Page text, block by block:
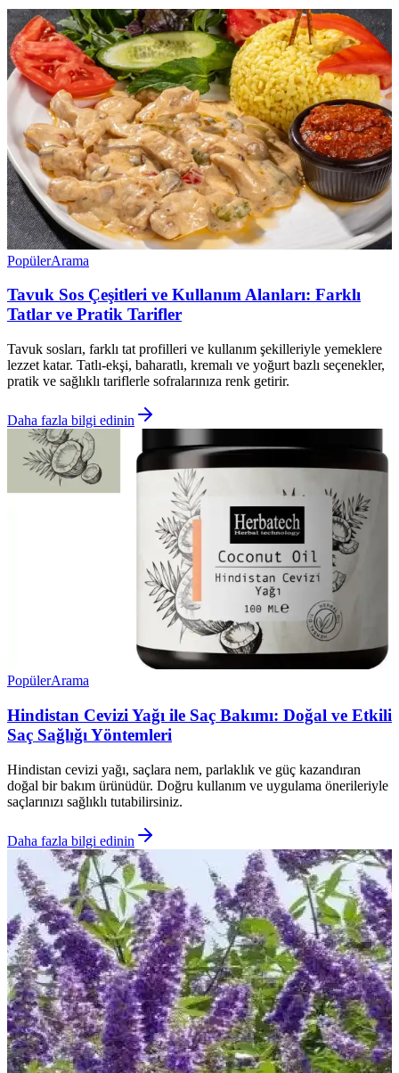
PopülerArama
Tavuk Sos Çeşitleri ve Kullanım Alanları: Farklı
Tatlar ve Pratik Tarifler
Tavuk sosları, farklı tat profilleri ve kullanım şekilleriyle yemeklere
lezzet katar. Tatlı-ekşi, baharatlı, kremalı ve yoğurt bazlı seçenekler,
pratik ve sağlıklı tariflerle sofralarınıza renk getirir.
Daha fazla bilgi edinin
PopülerArama
Hindistan Cevizi Yağı ile Saç Bakımı: Doğal ve Etkili
Saç Sağlığı Yöntemleri
Hindistan cevizi yağı, saçlara nem, parlaklık ve güç kazandıran
doğal bir bakım ürünüdür. Doğru kullanım ve uygulama önerileriyle
saçlarınızı sağlıklı tutabilirsiniz.
Daha fazla bilgi edinin